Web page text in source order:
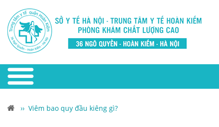
›› Viêm bao quy đầu kiêng gì?